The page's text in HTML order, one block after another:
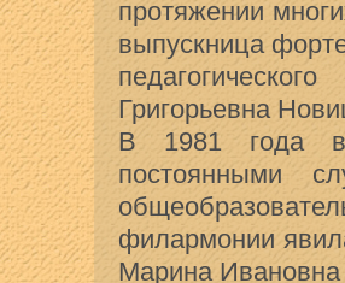
протяжении
выпускница
Григорьевна
В 1981 года в
постоянными
филармонии
Марина